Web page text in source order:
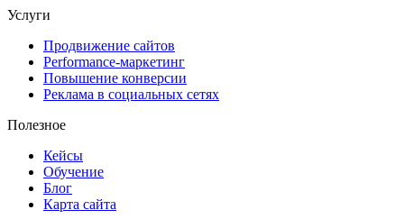
Услуги
Продвижение сайтов
Performance-маркетинг
Повышение конверсии
Реклама в социальных сетях
Полезное
Кейсы
Обучение
Блог
Карта сайта